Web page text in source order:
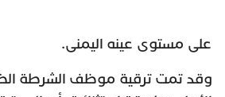
على مستوى عينه اليمنى.
وقد تمت ترقية موظف الشرطة